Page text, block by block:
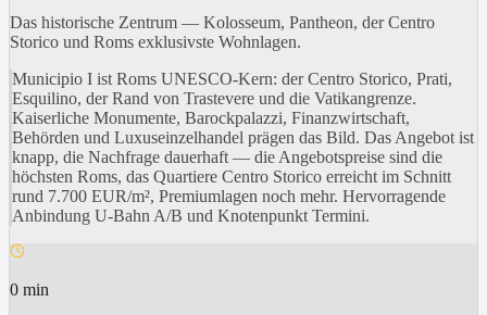
Das historische Zentrum — Kolosseum, Pantheon, der Centro
Storico und Roms exklusivste Wohnlagen.
Municipio I ist Roms UNESCO-Kern: der Centro Storico, Prati,
Esquilino, der Rand von Trastevere und die Vatikangrenze.
Kaiserliche Monumente, Barockpalazzi, Finanzwirtschaft,
Behörden und Luxuseinzelhandel prägen das Bild. Das Angebot ist
knapp, die Nachfrage dauerhaft — die Angebotspreise sind die
höchsten Roms, das Quartiere Centro Storico erreicht im Schnitt
rund 7.700 EUR/m², Premiumlagen noch mehr. Hervorragende
Anbindung U-Bahn A/B und Knotenpunkt Termini.
0 min